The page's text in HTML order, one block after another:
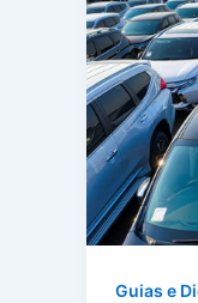
Guias e